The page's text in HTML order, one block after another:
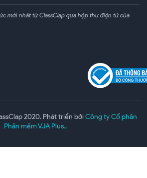
mới nhất từ ClassClap qua hộp thư điện tử của
2020. Phát triển bởiCông ty Cổ phần
Phần mềm VJA Plus..